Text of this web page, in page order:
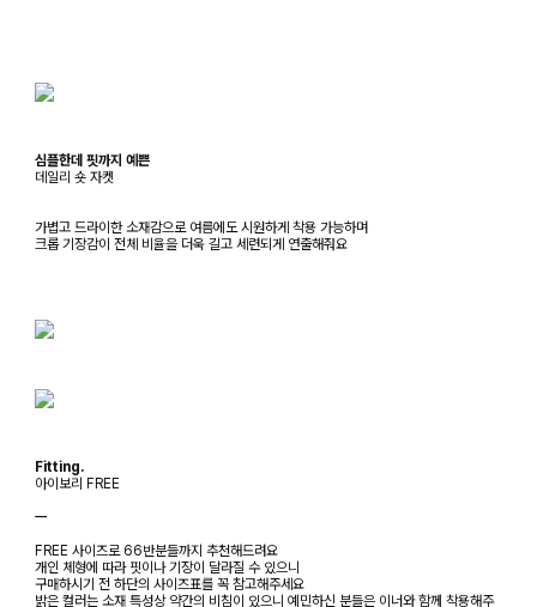
심플한데 핏까지 예쁜
데일리 숏 자켓
가볍고 드라이한 소재감으로 여름에도 시원하게 착용 가능하며
크롭 기장감이 전체 비율을 더욱 길고 세련되게 연출해줘요
Fitting.
아이보리 FREE
ㅡ
FREE 사이즈로 66반분들까지 추천해드려요
개인 체형에 따라 핏이나 기장이 달라질 수 있으니
구매하시기 전 하단의 사이즈표를 꼭 참고해주세요
밝은 컬러는 소재 특성상 약간의 비침이 있으니 예민하신 분들은 이너와 함께 착용해주